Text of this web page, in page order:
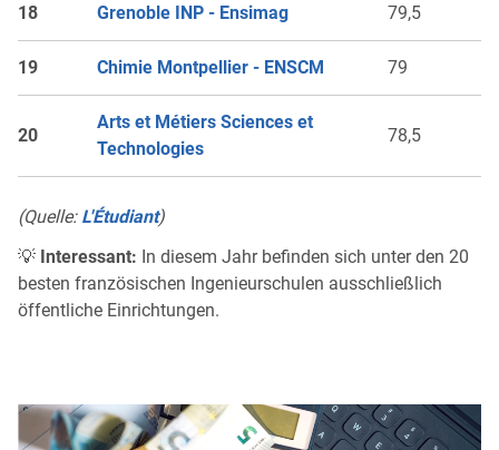
18 Grenoble INP - Ensimag 79,5
19 Chimie Montpellier - ENSCM 79
20
Arts et Métiers Sciences et
Technologies
78,5
(Quelle: L'Étudiant)
💡 Interessant: In diesem Jahr befinden sich unter den 20
besten französischen Ingenieurschulen ausschließlich
öffentliche Einrichtungen.